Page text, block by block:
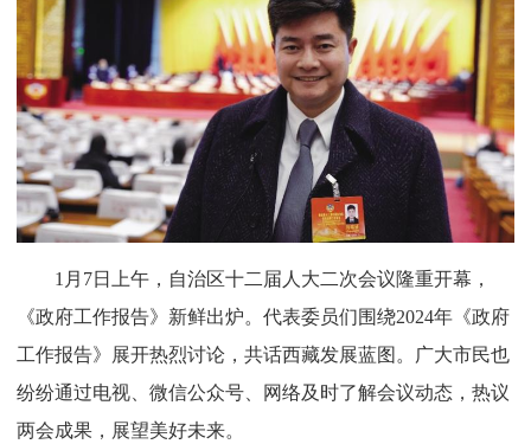
1月7日上午，自治区十二届人大二次会议隆重开幕，
《政府工作报告》新鲜出炉。代表委员们围绕2024年《政府
工作报告》展开热烈讨论，共话西藏发展蓝图。广大市民也
纷纷通过电视、微信公众号、网络及时了解会议动态，热议
两会成果，展望美好未来。